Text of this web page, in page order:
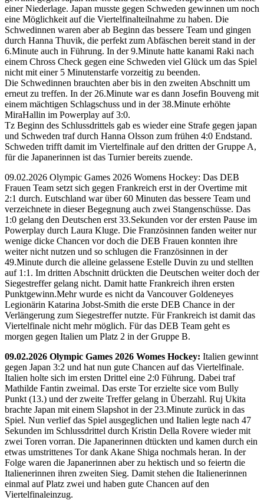
einer Niederlage. Japan musste gegen Schweden gewinnen um noch
eine Möglichkeit auf die Viertelfinalteilnahme zu haben. Die
Schwedinnen waren aber ab Beginn das bessere Team und gingen
durch Hanna Thuvik, die perfekt zum Abfäschen bereit stand in der
6.Minute auch in Führung. In der 9.Minute hatte kanami Raki nach
einem Chross Check gegen eine Schweden viel Glück um das Spiel
nicht mit einer 5 Minutenstarfe vorzeitig zu beenden.
Die Schwedinnen brauchten aber bis in den zweiten Abschnitt um
erneut zu treffen. In der 26.Minute war es dann Josefin Bouveng mit
einem mächtigen Schlagschuss und in der 38.Minute erhöhte
MiraHallin im Powerplay auf 3:0.
Tz Beginn des Schlussdrittels gab es wieder eine Strafe gegen japan
und Schweden traf durch Hanna Olsson zum frühen 4:0 Endstand.
Schweden trifft damit im Viertelfinale auf den dritten der Gruppe A,
für die Japanerinnen ist das Turnier bereits zuende.
09.02.2026 Olympic Games 2026 Womens Hockey: Das DEB
Frauen Team setzt sich gegen Frankreich erst in der Overtime mit
2:1 durch. Eutschland war über 60 Minuten das bessere Team und
verzeichnete in dieser Begegnung auch zwei Stangenschüsse. Das
1:0 gelang den Deutschen erst 33.Sekunden vor der ersten Pause im
Powerplay durch Laura Kluge. Die Französinnen fanden weiter nur
wenige dicke Chancen vor doch die DEB Frauen konnten ihre
weiter nicht nutzen und so schlugen die Französinnen in der
49.Minute durch die alleine gelassene Estelle Duvin zu und stellten
auf 1:1. Im dritten Abschnitt drückten die Deutschen weiter doch der
Siegestreffer gelang nicht. Damit hatte Frankreich ihren ersten
Punktgewinn.Mehr wurde es nicht da Vancouver Goldeneyes
Legionärin Katarina Jobst-Smith die erste DEB Chance in der
Verlängerung zum Siegestreffer nutzte. Für Frankreich ist damit das
Viertelfinale nicht mehr möglich. Für das DEB Team geht es
morgen gegen Italien um Platz 2 in der Gruppe B.
09.02.2026 Olympic Games 2026 Womes Hockey: Italien gewinnt
gegen Japan 3:2 und hat nun gute Chancen auf das Viertelfinale.
Italien holte sich im ersten Drittel eine 2:0 Führung. Dabei traf
Mathilde Fantin zweimal. Das erste Tor erzielte sice vom Bully
Punkt (13.) und der zweite Treffer gelang in Überzahl. Ruj Ukita
brachte Japan mit einem Slapshot in der 23.Minute zurück in das
Spiel. Nun verlief das Spiel ausgeglichen und Italien legte nach 47
Sekunden im Schlussdrittel durch Kristin Della Rovere wieder mit
zwei Toren vorran. Die Japanerinnen dtückten und kamen durch ein
etwas umstrittenes Tor dank Akane Shiga nochmals heran. In der
Folge waren die Japanerinnen aber zu hektisch und so feiertn die
Italienerinnen ihren zweiten Sieg. Damit stehen die Italienerinnen
einmal auf Platz zwei und haben gute Chancen auf den
Viertelfinaleinzug.